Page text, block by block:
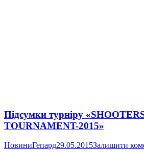
Підсумки турніру
TOURNAMENT-2015»
НовиниГепард29.05.2015Залишити